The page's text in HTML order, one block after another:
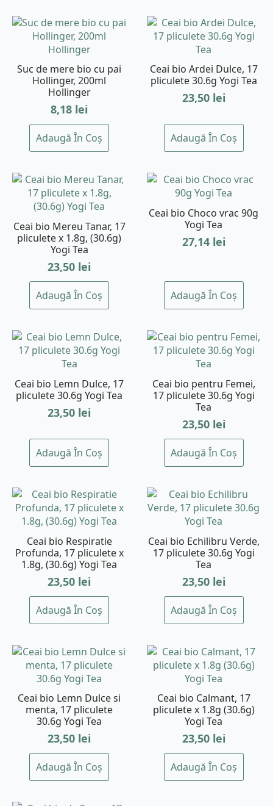
Suc de mere bio cu pai
Hollinger, 200ml
Hollinger
8,18 lei
Adaugă În Coș
Ceai bio Ardei Dulce, 17
pliculete 30.6g Yogi Tea
23,50 lei
Adaugă În Coș
Ceai bio Mereu Tanar, 17
pliculete x 1.8g, (30.6g)
Yogi Tea
23,50 lei
Adaugă În Coș
Ceai bio Choco vrac 90g
Yogi Tea
27,14 lei
Adaugă În Coș
Ceai bio Lemn Dulce, 17
pliculete 30.6g Yogi Tea
23,50 lei
Adaugă În Coș
Ceai bio pentru Femei,
17 pliculete 30.6g Yogi
Tea
23,50 lei
Adaugă În Coș
Ceai bio Respiratie
Profunda, 17 pliculete x
1.8g, (30.6g) Yogi Tea
23,50 lei
Adaugă În Coș
Ceai bio Echilibru Verde,
17 pliculete 30.6g Yogi
Tea
23,50 lei
Adaugă În Coș
Ceai bio Lemn Dulce si
menta, 17 pliculete
30.6g Yogi Tea
23,50 lei
Adaugă În Coș
Ceai bio Calmant, 17
pliculete x 1.8g (30.6g)
Yogi Tea
23,50 lei
Adaugă În Coș